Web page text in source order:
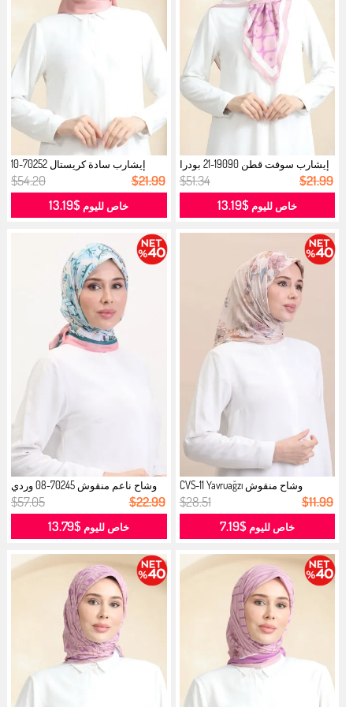
إيشارب سوفت قطن 19090-21 بودرا
وردي...
$51.34 $21.99
خاص لليوم$13.19
إيشارب سادة كريستال 70252-10
سلموني...
$54.20 $21.99
خاص لليوم $13.19
وشاح منقوش CVS-11 Yavruağzı
$28.51 $11.99
خاص لليوم$7.19
وشاح ناعم منقوش 70245-08 وردي
فاتح ...
$57.05 $22.99
خاص لليوم $13.79